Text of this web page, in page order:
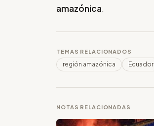
amazónica.
TEMAS RELACIONADOS
región amazónica Ecuador
NOTAS RELACIONADAS